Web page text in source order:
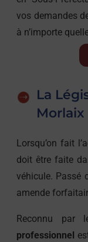
vos demandes
à n’importe
La
Morlaix
Lorsqu’on fait
doit être faite
véhicule. Passé
amende
Reconnu par
professionnel